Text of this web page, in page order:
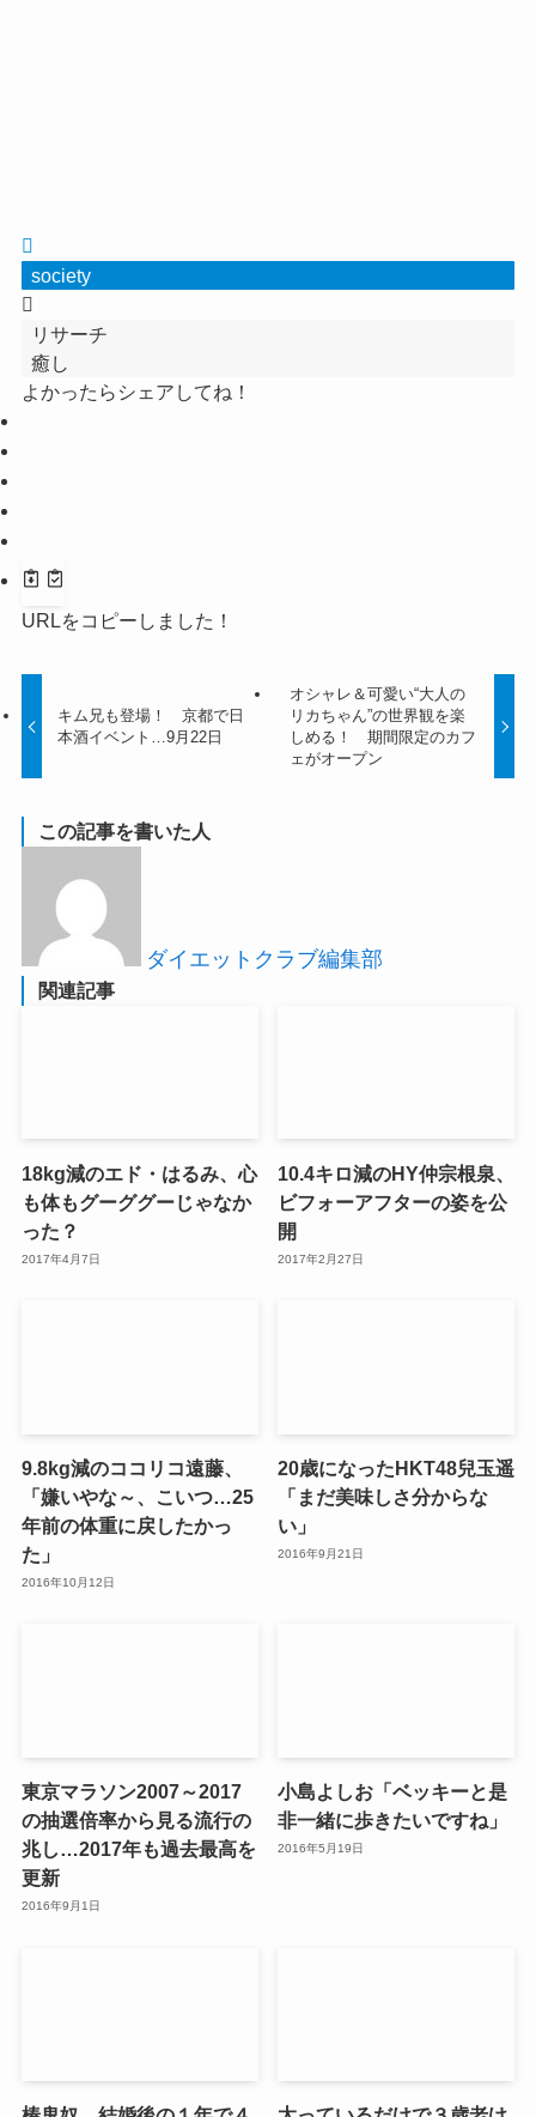
society
リサーチ
癒し
よかったらシェアしてね！
URLをコピーしました！
キム兄も登場！ 京都で日
本酒イベント…9月22日
オシャレ＆可愛い“大人の
リカちゃん”の世界観を楽
しめる！ 期間限定のカフ
ェがオープン
この記事を書いた人
ダイエットクラブ編集部
関連記事
18kg減のエド・はるみ、心
も体もグーググーじゃなか
った？
2017年4月7日
10.4キロ減のHY仲宗根泉、
ビフォーアフターの姿を公
開
2017年2月27日
9.8kg減のココリコ遠藤、
「嫌いやな～、こいつ…25
年前の体重に戻したかっ
た」
2016年10月12日
20歳になったHKT48兒玉遥
「まだ美味しさ分からな
い」
2016年9月21日
東京マラソン2007～2017
の抽選倍率から見る流行の
兆し…2017年も過去最高を
更新
2016年9月1日
小島よしお「ベッキーと是
非一緒に歩きたいですね」
2016年5月19日